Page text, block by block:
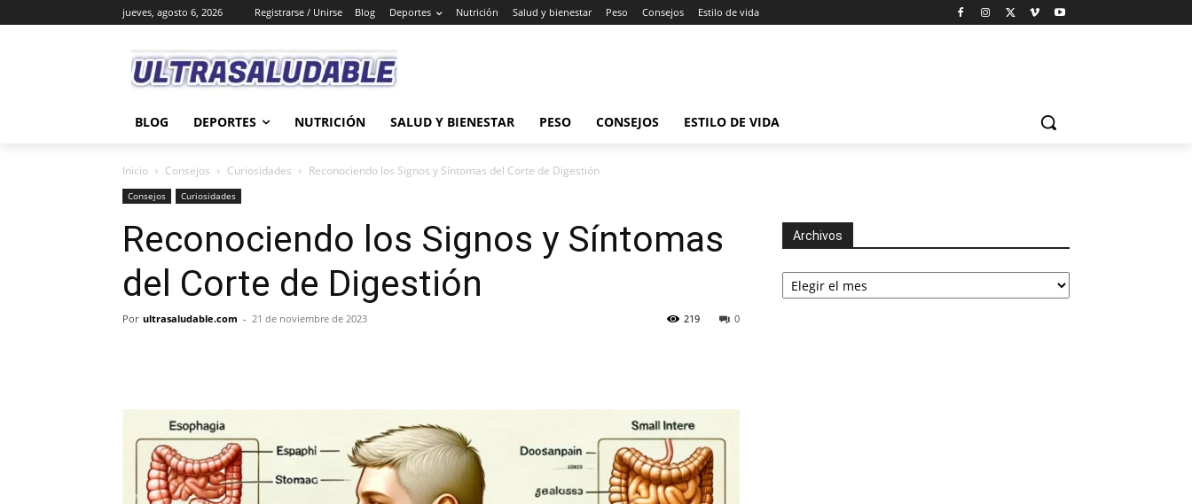
jueves, agosto 6, 2026 Registrarse / Unirse Blog Deportes Nutrición Salud y bienestar Peso Consejos Estilo de vida
BLOG DEPORTES NUTRICIÓN SALUD Y BIENESTAR PESO CONSEJOS ESTILO DE VIDA
Inicio Consejos Curiosidades Reconociendo los Signos y Síntomas del Corte de Digestión
Consejos Curiosidades
Reconociendo los Signos y Síntomas
del Corte de Digestión
Por ultrasaludable.com - 21 de noviembre de 2023 0
219
Archivos
Archivos